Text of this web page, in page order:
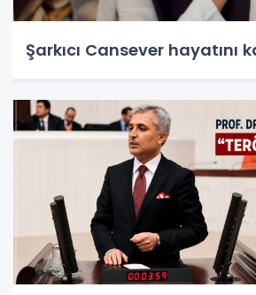
Şarkıcı Cansever hayatını